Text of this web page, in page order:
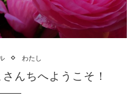
わたし
んちへようこそ！